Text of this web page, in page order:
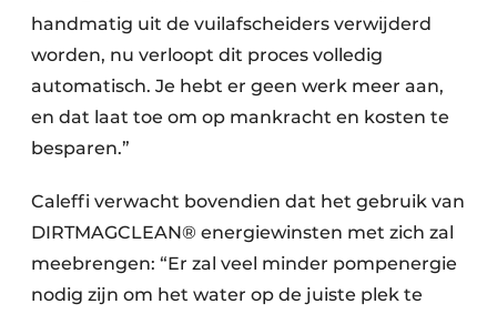
handmatig uit de vuilafscheiders verwijderd
worden, nu verloopt dit proces volledig
automatisch. Je hebt er geen werk meer aan,
en dat laat toe om op mankracht en kosten te
besparen.”
Caleffi verwacht bovendien dat het gebruik van
DIRTMAGCLEAN® energiewinsten met zich zal
meebrengen: “Er zal veel minder pompenergie
nodig zijn om het water op de juiste plek te